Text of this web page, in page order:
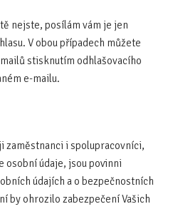
nejste, posílám vám je jen
V obou případech můžete
stisknutím odhlašovacího
e-mailu.
zaměstnanci i spolupracovníci,
osobní údaje, jsou povinni
údajích a o bezpečnostních
by ohrozilo zabezpečení Vašich